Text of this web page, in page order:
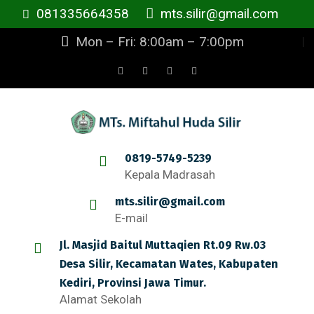
081335664358
mts.silir@gmail.com
Mon – Fri: 8:00am – 7:00pm
0819-5749-5239
Kepala Madrasah
mts.silir@gmail.com
E-mail
Jl. Masjid Baitul Muttaqien Rt.09 Rw.03
Desa Silir, Kecamatan Wates, Kabupaten
Kediri, Provinsi Jawa Timur.
Alamat Sekolah